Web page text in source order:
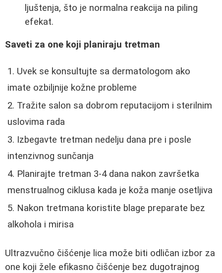
ljuštenja, što je normalna reakcija na piling
efekat.
Saveti za one koji planiraju tretman
Uvek se konsultujte sa dermatologom ako
imate ozbiljnije kožne probleme
Tražite salon sa dobrom reputacijom i sterilnim
uslovima rada
Izbegavte tretman nedelju dana pre i posle
intenzivnog sunčanja
Planirajte tretman 3-4 dana nakon završetka
menstrualnog ciklusa kada je koža manje osetljiva
Nakon tretmana koristite blage preparate bez
alkohola i mirisa
Ultrazvučno čišćenje lica može biti odličan izbor za
one koji žele efikasno čišćenje bez dugotrajnog